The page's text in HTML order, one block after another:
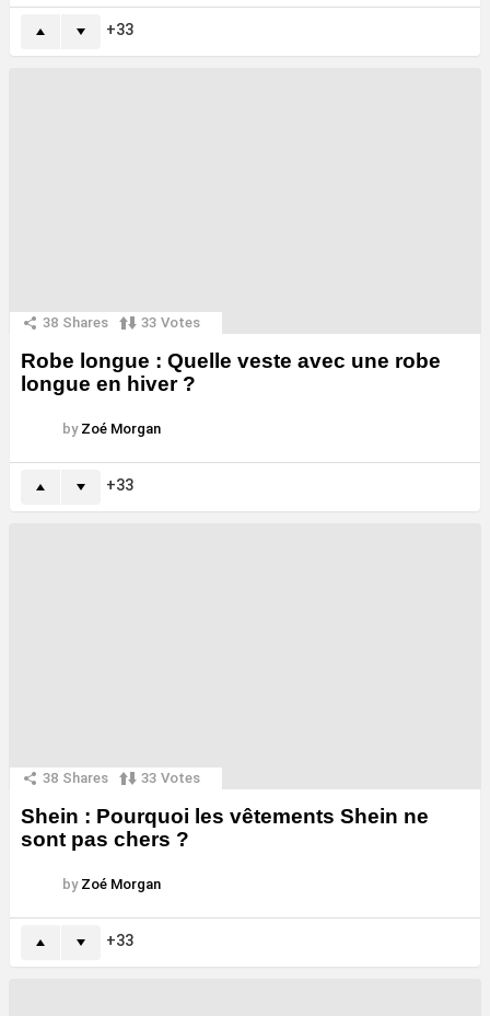
33
38 Shares 33 Votes
Robe longue : Quelle veste avec une robe
longue en hiver ?
by Zoé Morgan
33
38 Shares 33 Votes
Shein : Pourquoi les vêtements Shein ne
sont pas chers ?
by Zoé Morgan
33